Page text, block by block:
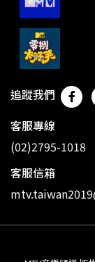
追蹤我們
客服專線
(02)2795-1018
客服信箱